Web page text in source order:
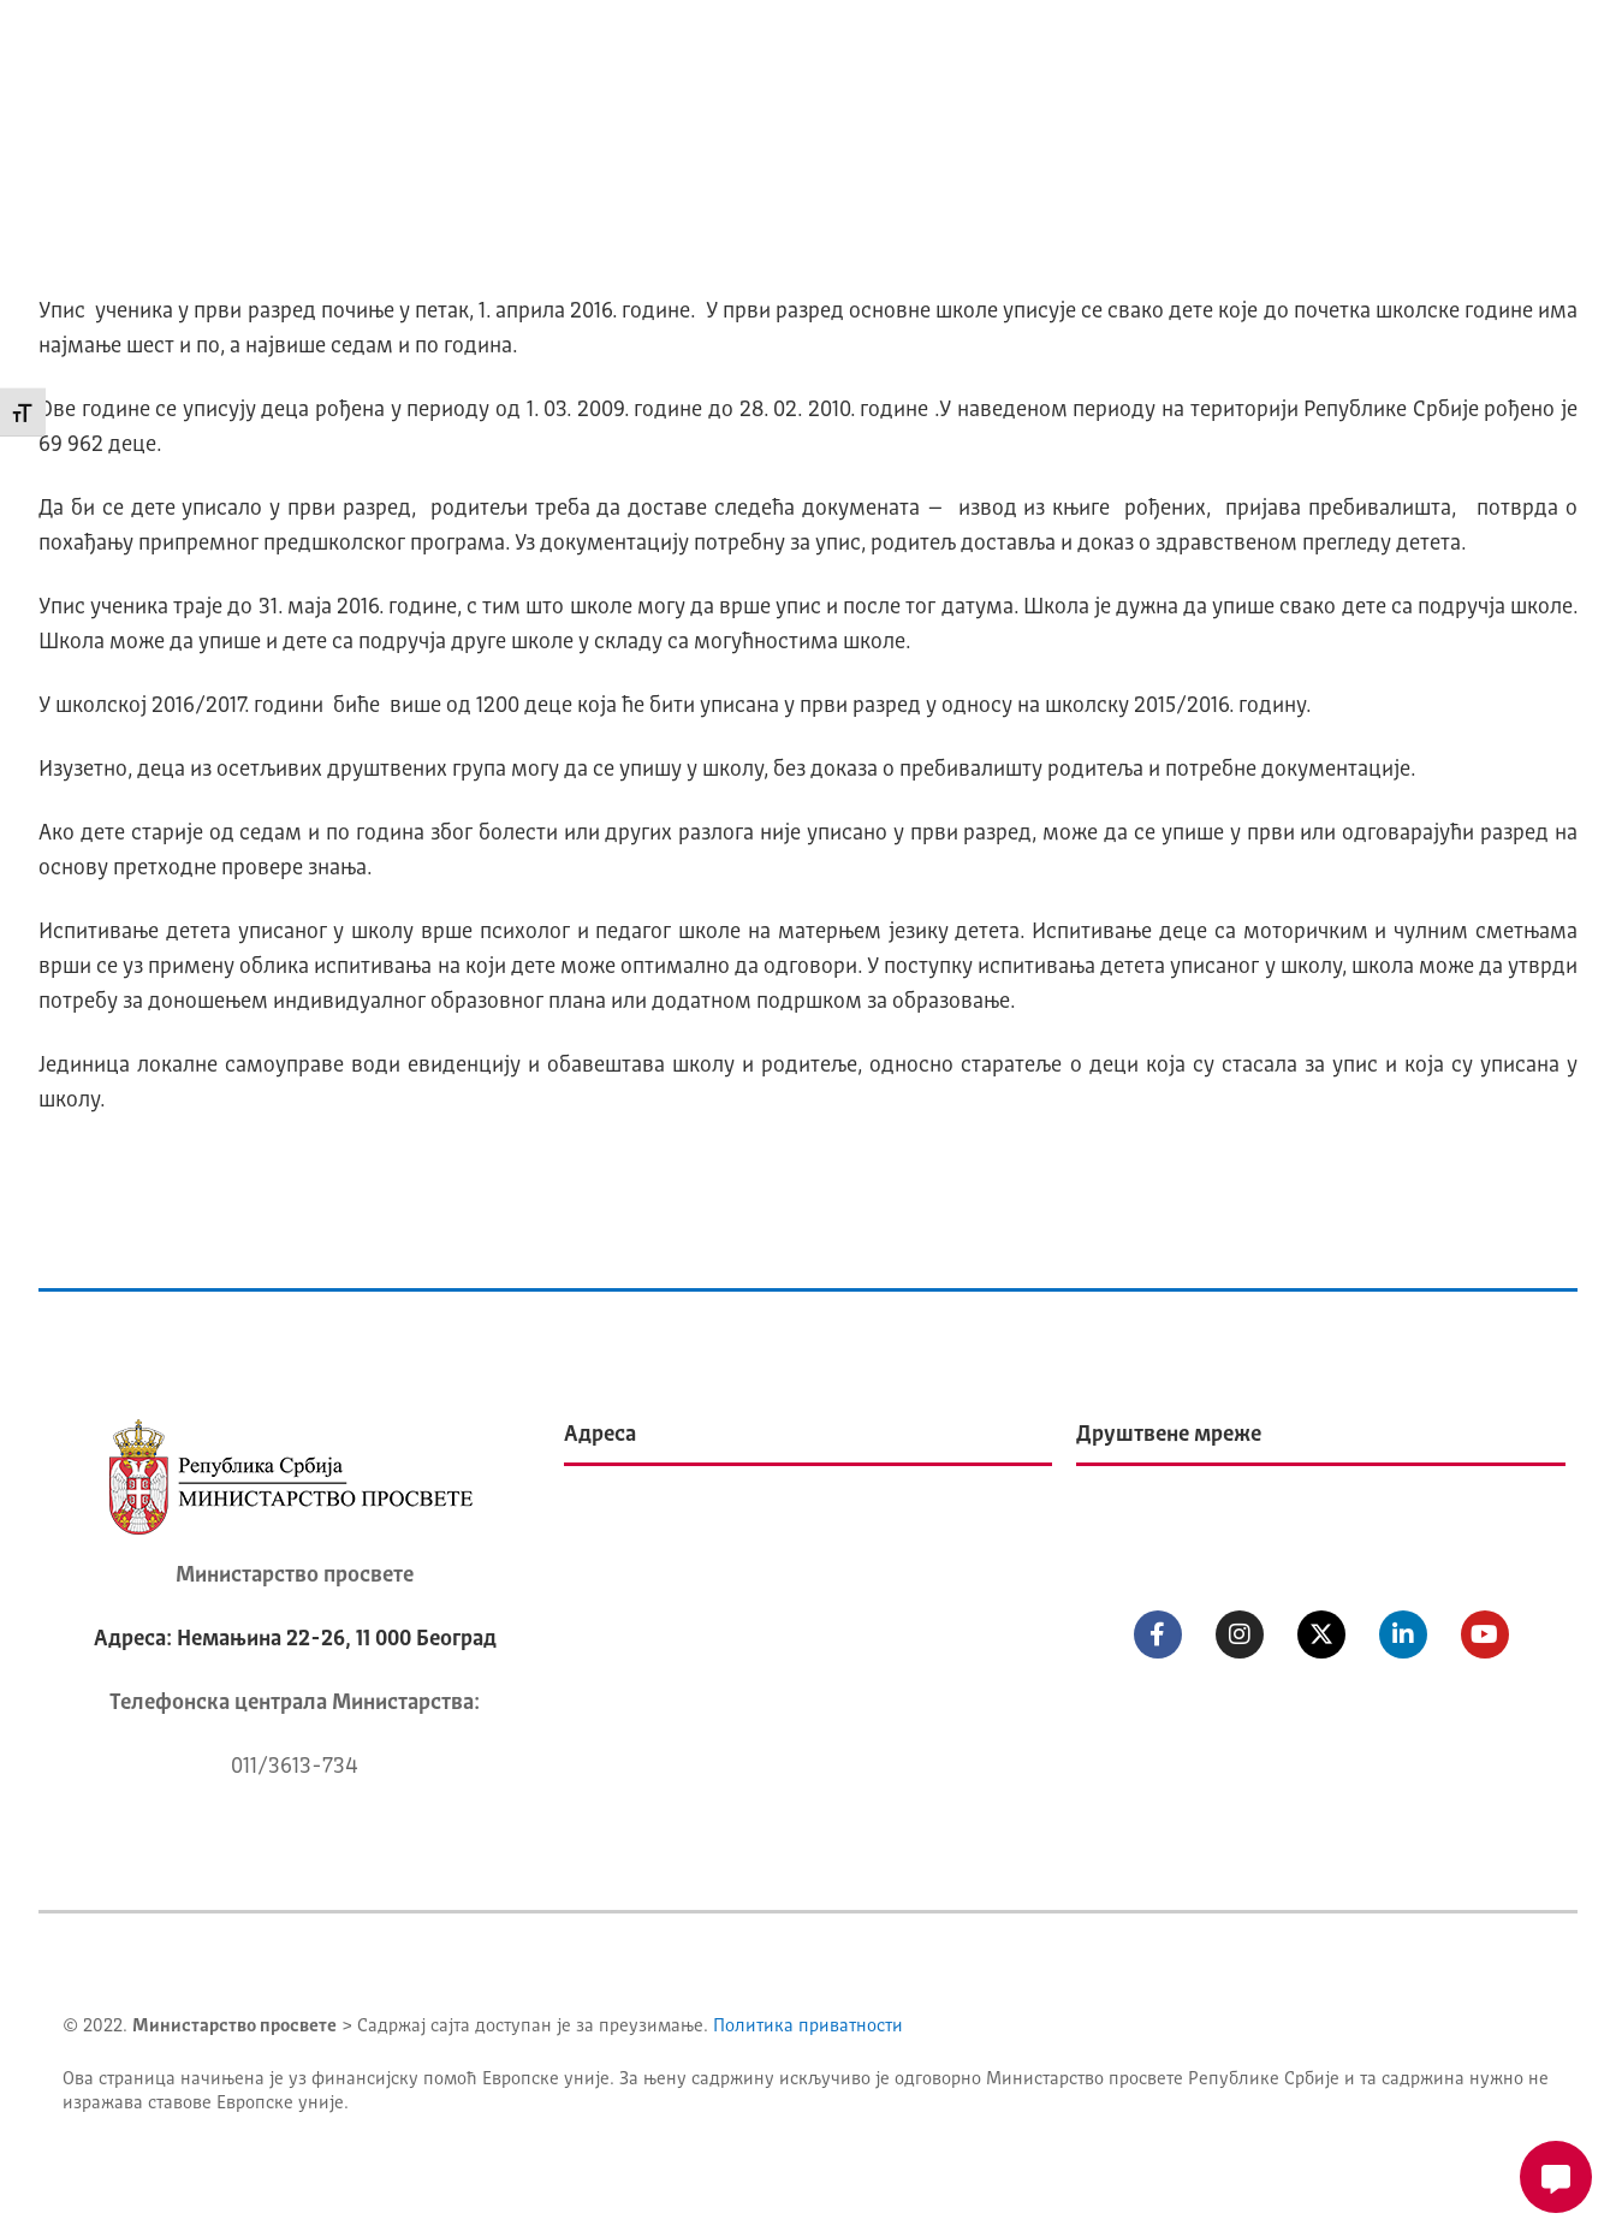
Промени величину слова
Упис ученика у први разред почиње у петак, 1. априла 2016. године. У први разред основне школе уписује се свако дете које до почетка школске године има
најмање шест и по, а највише седам и по година.
Ове године се уписују деца рођена у периоду од 1. 03. 2009. године до 28. 02. 2010. године .У наведеном периоду на територији Републике Србије рођено је
69 962 деце.
Да би се дете уписало у први разред, родитељи треба да доставе следећа докумената – извод из књиге рођених, пријава пребивалишта, потврда о
похађању припремног предшколског програма. Уз документацију потребну за упис, родитељ доставља и доказ о здравственом прегледу детета.
Упис ученика траје до 31. маја 2016. године, с тим што школе могу да врше упис и после тог датума. Школа је дужна да упише свако дете са подручја школе.
Школа може да упише и дете са подручја друге школе у складу са могућностима школе.
У школској 2016/2017. години биће више од 1200 деце која ће бити уписана у први разред у односу на школску 2015/2016. годину.
Изузетно, деца из осетљивих друштвених група могу да се упишу у школу, без доказа о пребивалишту родитеља и потребне документације.
Ако дете старије од седам и по година због болести или других разлога није уписано у први разред, може да се упише у први или одговарајући разред на
основу претходне провере знања.
Испитивање детета уписаног у школу врше психолог и педагог школе на матерњем језику детета. Испитивање деце са моторичким и чулним сметњама
врши се уз примену облика испитивања на који дете може оптимално да одговори. У поступку испитивања детета уписаног у школу, школа може да утврди
потребу за доношењем индивидуалног образовног плана или додатном подршком за образовање.
Јединица локалне самоуправе води евиденцију и обавештава школу и родитеље, односно старатеље о деци која су стасала за упис и која су уписана у
школу.
Министарство просвете
Адреса: Немањина 22-26, 11 000 Београд
Телeфонска централа Mинистарства:
011/3613-734
Адреса Друштвене мреже
© 2022. Министарство просвете > Садржај сајта доступан је за преузимање. Политика приватности
Ова страница начињена је уз финансијску помоћ Европске уније. За њену садржину искључиво је одговорно Министарство просвете Републике Србије и та садржина нужно не
изражава ставове Европске уније.